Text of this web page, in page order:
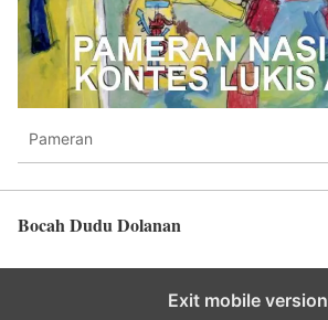
Pameran
Bocah Dudu Dolanan
Exit mobile version